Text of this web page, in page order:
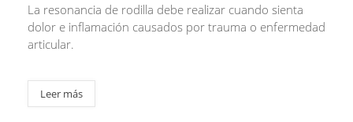
La resonancia de rodilla debe realizar cuando sienta
dolor e inflamación causados por trauma o enfermedad
articular.
Leer más